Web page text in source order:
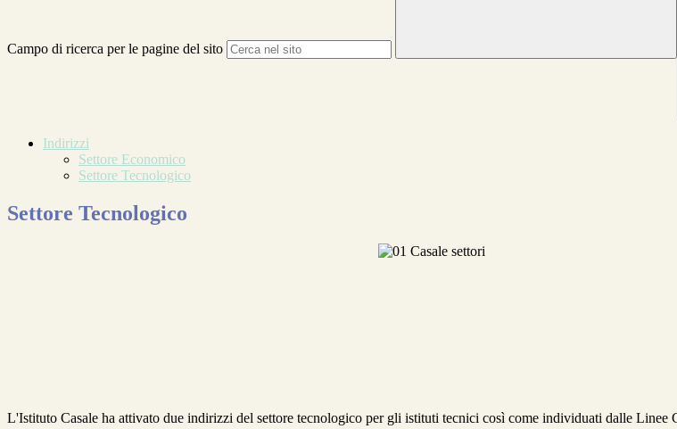
Campo di ricerca per le pagine del sito
Indirizzi
Settore Economico
Settore Tecnologico
Settore Tecnologico
L'Istituto Casale ha attivato due indirizzi del settore tecnologico per gli istituti tecnici così come individuati dalle